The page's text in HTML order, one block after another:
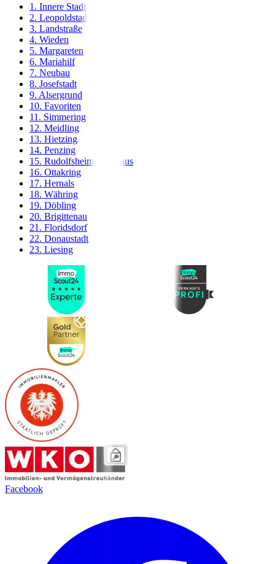
1. Innere Stadt
2. Leopoldstadt
3. Landstraße
4. Wieden
5. Margareten
6. Mariahilf
7. Neubau
8. Josefstadt
9. Alsergrund
10. Favoriten
11. Simmering
12. Meidling
13. Hietzing
14. Penzing
15. Rudolfsheim-Fünfhaus
16. Ottakring
17. Hernals
18. Währing
19. Döbling
20. Brigittenau
21. Floridsdorf
22. Donaustadt
23. Liesing
Facebook